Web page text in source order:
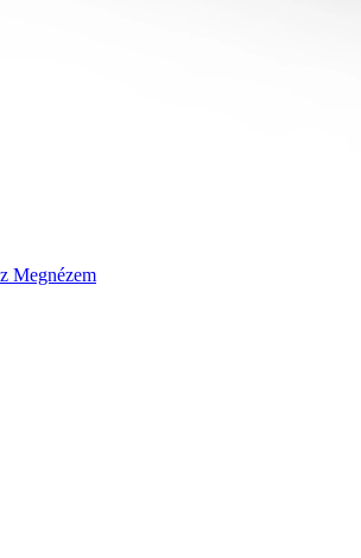
Megnézem